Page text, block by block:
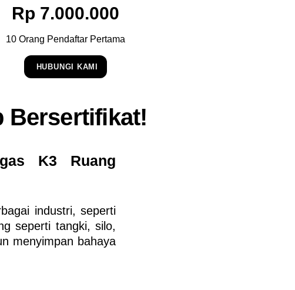
Rp 7.000.000
10 Orang Pendaftar Pertama
HUBUNGI KAMI
Bersertifikat!
K3 Ruang
industri, seperti
seperti tangki, silo,
menyimpan bahaya